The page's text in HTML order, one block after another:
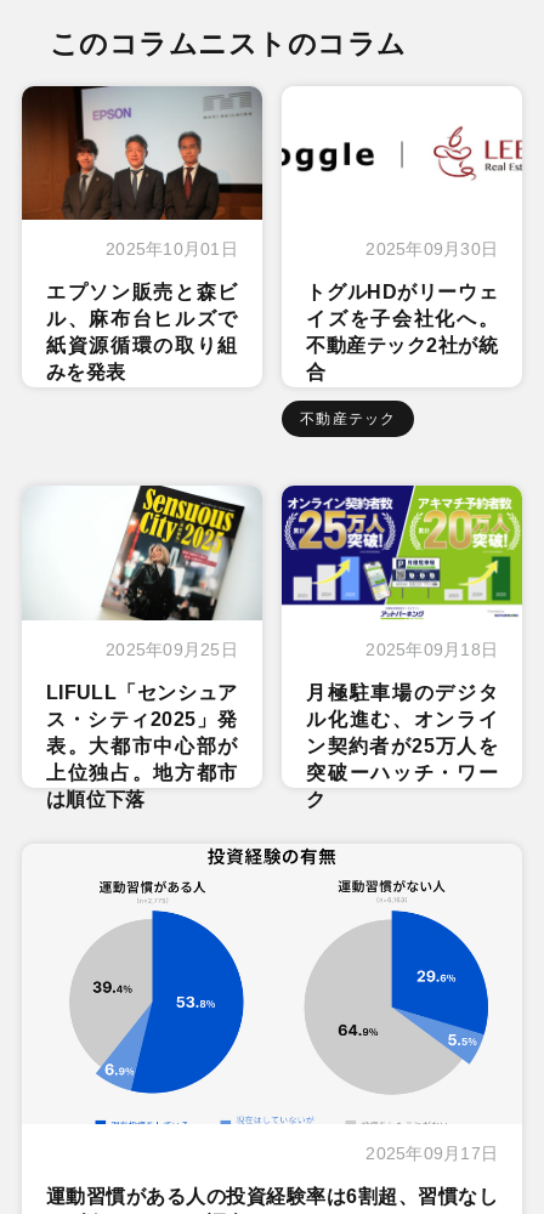
このコラムニストのコラム
2025年10月01日
エプソン販売と森ビ
ル、麻布台ヒルズで
紙資源循環の取り組
みを発表
2025年09月30日
トグルHDがリーウェ
イズを子会社化へ。
不動産テック2社が統
合
不動産テック
2025年09月25日
LIFULL「センシュア
ス・シティ2025」発
表。大都市中心部が
上位独占。地方都市
は順位下落
2025年09月18日
月極駐車場のデジタ
ル化進む、オンライ
ン契約者が25万人を
突破ーハッチ・ワー
ク
2025年09月17日
運動習慣がある人の投資経験率は6割超、習慣なし